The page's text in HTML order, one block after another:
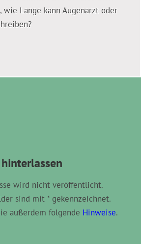
wie Lange kann Augenarzt oder
wird nicht veröffentlicht.
sind mit * gekennzeichnet.
außerdem folgende Hinweise.